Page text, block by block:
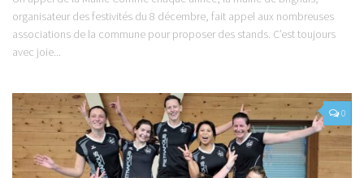
organisateur des festivités du 8 décembre, fait appel aux nombreuses
associations de la commune pour proposer des stands. C’est toujours
avec joie...
0